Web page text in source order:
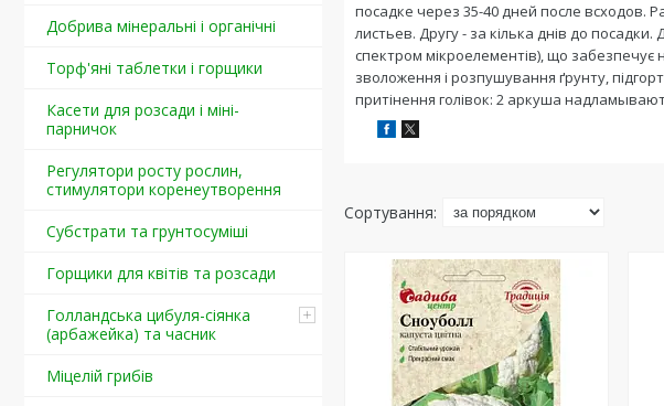
Добрива мінеральні і органічні
Торф'яні таблетки і горщики
Касети для розсади і міні-
парничок
Регулятори росту рослин,
стимулятори коренеутворення
Cубстрати та грунтосуміші
Горщики для квітів та розсади
Голландська цибуля-сіянка
(арбажейка) та часник
Міцелій грибів
посадке через 35-40 дней после всходов.
листьев. Другу - за кілька днів до
спектром мікроелементів), що забезпечує
зволоження і розпушування ґрунту,
притінення голівок: 2 аркуша